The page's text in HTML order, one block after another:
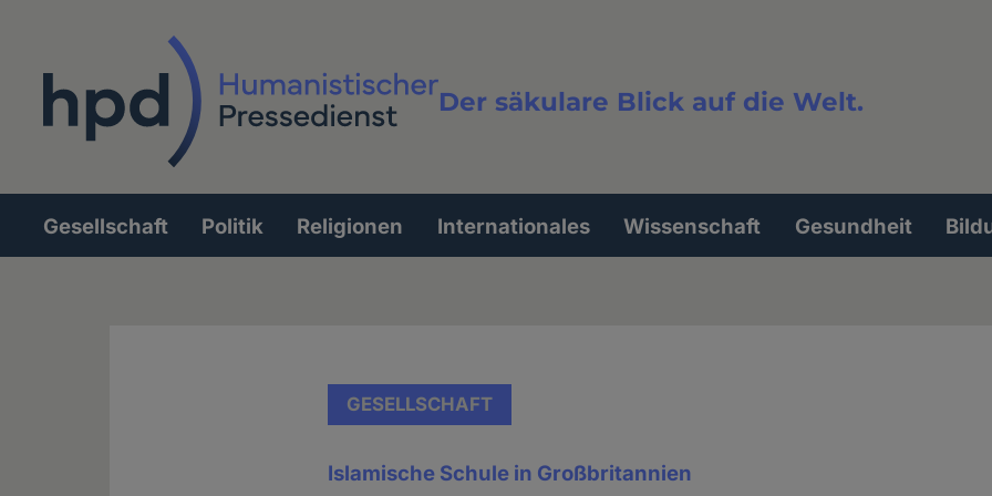
Der säkulare Blick auf die Welt.
Volltextsuche
Hauptnavigation
Gesellschaft Politik Religionen Internationales Wissenschaft Gesundheit
GESELLSCHAFT
Islamische Schule in Großbritannien